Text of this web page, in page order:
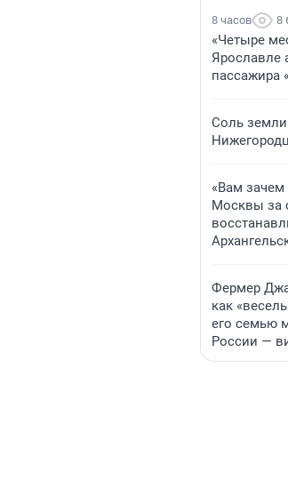
8 часов 8
«Четыре
Ярославле
пассажира
Соль земли
«Вам зачем
Москвы за
Фермер
как
его семью
России —